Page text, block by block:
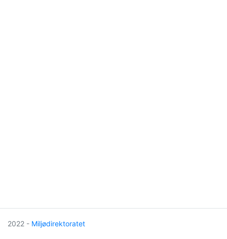
2022 - Miljødirektoratet